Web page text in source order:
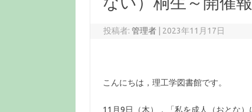
投稿者:管理者 2023年11月17日
こんにちは，理工学図書館です。
11月9日（木），「私を成人（おとな）